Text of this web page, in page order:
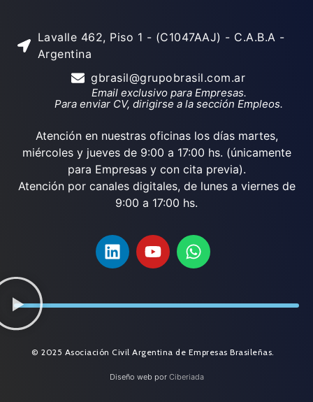
Lavalle 462, Piso 1 - (C1047AAJ) - C.A.B.A -
Argentina
gbrasil@grupobrasil.com.ar
Email exclusivo para Empresas.
Para enviar CV, dirigirse a la sección Empleos.
Atención en nuestras oficinas los días martes,
miércoles y jueves de 9:00 a 17:00 hs. (únicamente
para Empresas y con cita previa).
Atención por canales digitales, de lunes a viernes de
9:00 a 17:00 hs.
© 2025 Asociación Civil Argentina de Empresas Brasileñas.
Diseño web por Ciberiada